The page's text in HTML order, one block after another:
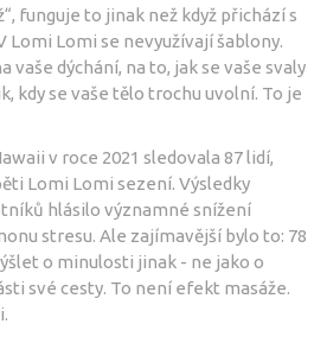
funguje to jinak než když přichází s
Lomi Lomi se nevyužívají šablony.
vaše dýchání, na to, jak se vaše svaly
kdy se vaše tělo trochu uvolní. To je
v roce 2021 sledovala 87 lidí,
Lomi Lomi sezení. Výsledky
hlásilo významné snížení
stresu. Ale zajímavější bylo to: 78
o minulosti jinak - ne jako o
své cesty. To není efekt masáže.